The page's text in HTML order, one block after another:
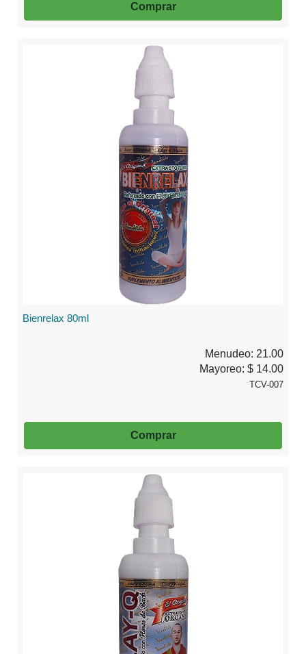
Comprar
Bienrelax 80ml
Menudeo: 21.00
Mayoreo: $ 14.00
TCV-007
Comprar